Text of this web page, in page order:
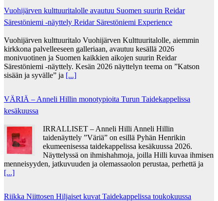
Vuohijärven kulttuuritalolle avautuu Suomen suurin Reidar
Särestöniemi -näyttely Reidar Särestöniemi Experience
Vuohijärven kulttuuritalo Vuohijärven Kulttuuritalolle, aiemmin
kirkkona palvelleeseen galleriaan, avautuu kesällä 2026
monivuotinen ja Suomen kaikkien aikojen suurin Reidar
Särestöniemi -näyttely. Kesän 2026 näyttelyn teema on ”Katson
sisään ja syvälle” ja [...]
VÄRIÄ – Anneli Hillin monotypioita Turun Taidekappelissa
kesäkuussa
IRRALLISET – Anneli Hilli Anneli Hillin
taidenäyttely ”Väriä” on esillä Pyhän Henrikin
ekumeenisessa taidekappelissa kesäkuussa 2026.
Näyttelyssä on ihmishahmoja, joilla Hilli kuvaa ihmisen
menneisyyden, jatkuvuuden ja olemassaolon perustaa, perhettä ja
[...]
Riikka Niittosen Hiljaiset kuvat Taidekappelissa toukokuussa